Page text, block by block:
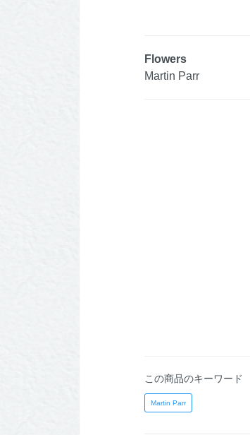
Flowers
Martin Parr
この商品のキーワード
Martin Parr